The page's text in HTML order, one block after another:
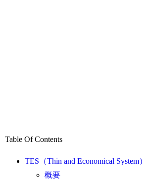
Table Of Contents
TES（Thin and Economical System）
概要